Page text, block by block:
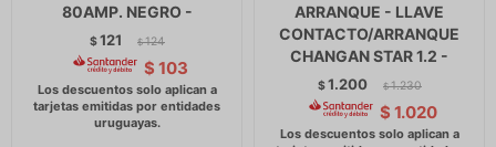
80AMP. NEGRO -
$121 $ 124
$ 103
ARRANQUE - LLAVE
CONTACTO/ARRANQUE
CHANGAN STAR 1.2 -
$1.200 $ 1.230
$ 1.020